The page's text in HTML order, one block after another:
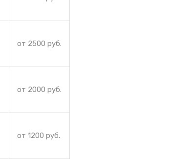
от 2500 руб.
от 2000 руб.
от 1200 руб.